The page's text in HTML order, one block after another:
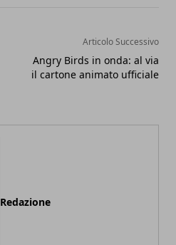
Articolo Successivo
Angry Birds in onda: al via
il cartone animato ufficiale
Redazione